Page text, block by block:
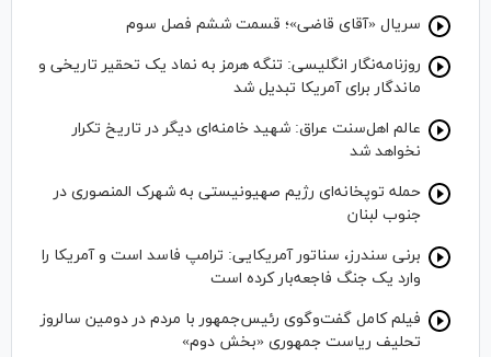
سریال «آقای قاضی»؛ قسمت ششم فصل سوم
روزنامه‌نگار انگلیسی: تنگه هرمز به نماد یک تحقیر تاریخی و
ماندگار برای آمریکا تبدیل شد
عالم اهل‌سنت عراق: شهید خامنه‌ای دیگر در تاریخ تکرار
نخواهد شد
حمله توپخانه‌ای رژیم صهیونیستی به شهرک المنصوری در
جنوب لبنان
برنی سندرز، سناتور آمریکایی: ترامپ فاسد است و آمریکا را
وارد یک جنگ فاجعه‌بار کرده است
فیلم کامل گفت‌وگوی رئیس‌جمهور با مردم در دومین سالروز
تحلیف ریاست جمهوری «بخش دوم»